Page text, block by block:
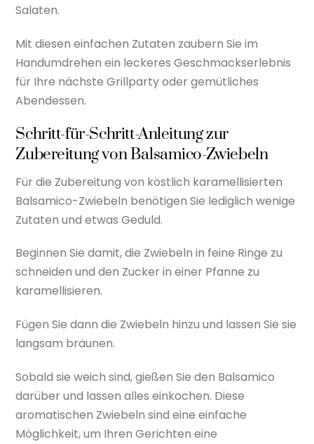
Salaten.
Mit diesen einfachen Zutaten zaubern Sie im
Handumdrehen ein leckeres Geschmackserlebnis
für Ihre nächste Grillparty oder gemütliches
Abendessen.
Schritt-für-Schritt-Anleitung zur
Zubereitung von Balsamico-Zwiebeln
Für die Zubereitung von köstlich karamellisierten
Balsamico-Zwiebeln benötigen Sie lediglich wenige
Zutaten und etwas Geduld.
Beginnen Sie damit, die Zwiebeln in feine Ringe zu
schneiden und den Zucker in einer Pfanne zu
karamellisieren.
Fügen Sie dann die Zwiebeln hinzu und lassen Sie sie
langsam bräunen.
Sobald sie weich sind, gießen Sie den Balsamico
darüber und lassen alles einkochen. Diese
aromatischen Zwiebeln sind eine einfache
Möglichkeit, um Ihren Gerichten eine